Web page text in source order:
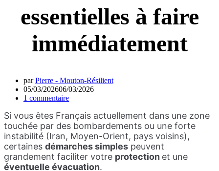
essentielles à faire
immédiatement
parPierre - Mouton-Résilient
05/03/202606/03/2026
1 commentaire
Si vous êtes Français actuellement dans une zone
touchée par des bombardements ou une forte
instabilité (Iran, Moyen-Orient, pays voisins),
certaines démarches simples peuvent
grandement faciliter votre protection et une
éventuelle évacuation.